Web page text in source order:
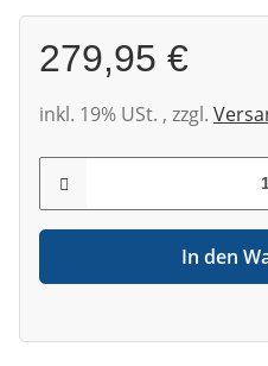
279,95 €
inkl. 19% USt. , zzgl.
In den